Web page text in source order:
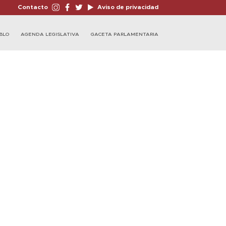
Contacto Aviso de privacidad
AGENDA LEGISLATIVA GACETA PARLAMENTARIA